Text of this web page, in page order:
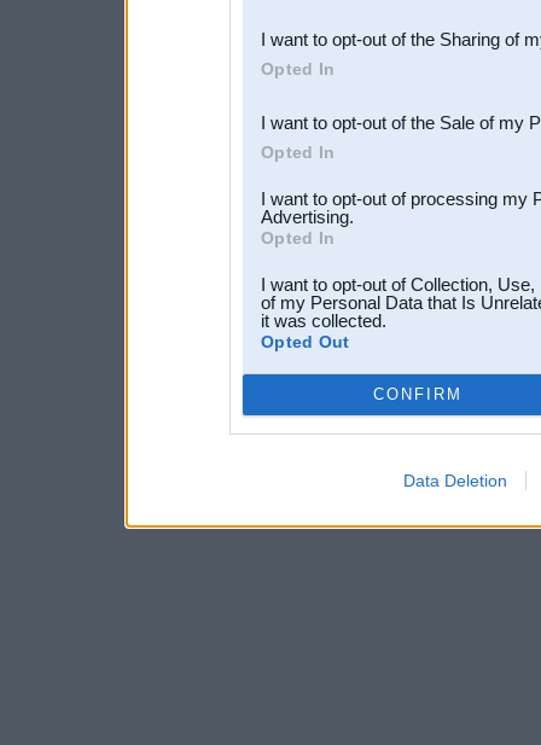
Downstream Participants
third parties.
I want to opt-out of the Sharing of
Opted In
I want to opt-out of the Sale of my
Opted In
I want to opt-out of processing my
Advertising.
Opted In
I want to opt-out of Collection,
of my Personal Data that Is
it was collected.
Opted Out
CONFIRM
Data Deletion